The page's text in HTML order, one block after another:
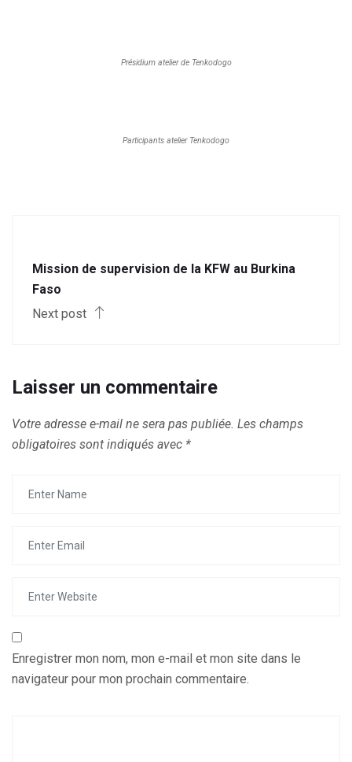
Présidium atelier de Tenkodogo
Participants atelier Tenkodogo
Mission de supervision de la KFW au Burkina
Faso
Next post
Laisser un commentaire
Votre adresse e-mail ne sera pas publiée. Les champs
obligatoires sont indiqués avec *
Enregistrer mon nom, mon e-mail et mon site dans le
navigateur pour mon prochain commentaire.